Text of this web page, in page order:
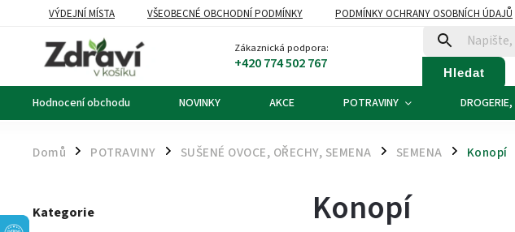
VÝDEJNÍ MÍSTA VŠEOBECNÉ OBCHODNÍ PODMÍNKY PODMÍNKY OCHRANY OSOBNÍCH ÚDAJŮ
OZNÁMENÍ O ODSTOUPENÍ OD KUPNÍ SMLOUVY
KONTAKTY
Zákaznická podpora:
+420 774 502 767 Hledat
Hodnocení obchodu NOVINKY AKCE POTRAVINY
Domů / POTRAVINY / SUŠENÉ OVOCE, OŘECHY, SEMENA / SEMENA / Konopí
Kategorie Konopí